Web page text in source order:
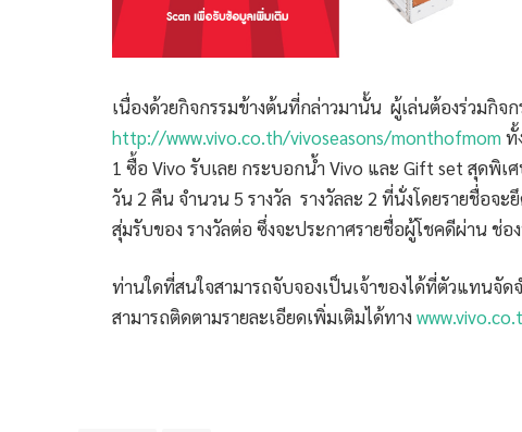
เนื่องด้วยกิจกรรมข้างต้นที่กล่าวมานั้น ผู้เล่นต้องร่วมกิจก
http://www.vivo.co.th/vivoseasons/monthofmomทั้
1 ซื้อ Vivo รับเลย กระบอกน้ำ Vivo และ Gift set สุดพิเ
วัน 2 คืน จำนวน 5 รางวัล รางวัลละ 2 ที่นั่งโดยรายชื่อจ
สุ่มรับของ รางวัลต่อ ซึ่งจะประกาศรายชื่อผู้โชคดีผ่าน ช่
ท่านใดที่สนใจสามารถจับจองเป็นเจ้าของได้ที่ตัวแทน
สามารถติดตามรายละเอียดเพิ่มเติมได้ทาง